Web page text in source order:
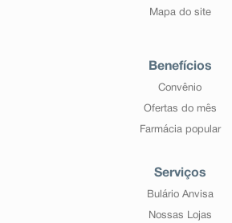
Mapa do site
Benefícios
Convênio
Ofertas do mês
Farmácia popular
Serviços
Bulário Anvisa
Nossas Lojas